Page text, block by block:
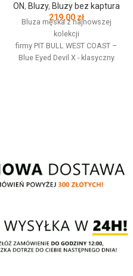
ON, Bluzy, Bluzy bez kaptura
219,00 zł
Bluza męska z najnowszej
kolekcji
firmy PIT BULL WEST COAST –
Blue Eyed Devil X - klasyczny
ściągacze rękawów dodatkowo
posiadają otwory na kciuk - od
wewnętrznej strony lamówka przy
na lewym rękawie z logo marki Pit
Bull - duży nadruk na plecach oraz
mniejszy na klatce piersiowej -